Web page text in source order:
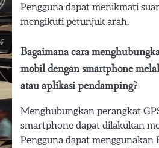
Pengguna dapat menikmati
mengikuti petunjuk arah.
Bagaimana cara
mobil dengan smartphone
atau aplikasi pendamping?
Menghubungkan perangkat
smartphone dapat dilakukan
Pengguna dapat